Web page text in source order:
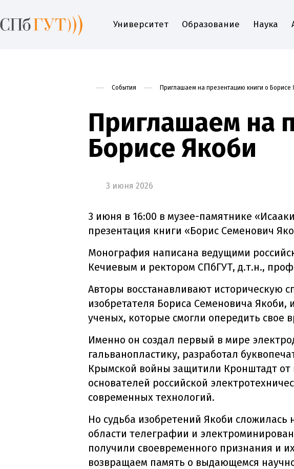
Университет Образование Наука
События Приглашаем на презентацию книги о Борисе
Приглашаем на
Борисе Якоби
3 июня 2026
3 июня в 16:00 в музее-памятнике
презентация книги «Борис Семенович
Монография написана ведущими
Кечиевым и ректором СПбГУТ, д.т.н.,
Авторы восстанавливают историческую
изобретателя Бориса Семеновича
ученых, которые смогли опередить свое
Именно он создал первый в мире
гальванопластику, разработал
Крымской войны защитили Кронштадт от
основателей российской
современных технологий.
Но судьба изобретений Якоби
области телеграфии и
получили своевременного признания и
возвращаем память о выдающемся